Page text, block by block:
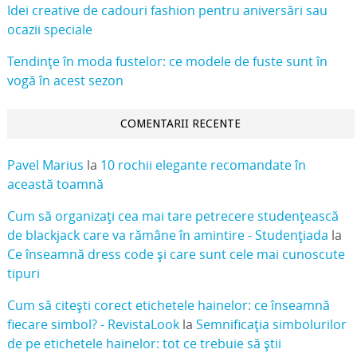
Idei creative de cadouri fashion pentru aniversări sau
ocazii speciale
Tendințe în moda fustelor: ce modele de fuste sunt în
vogă în acest sezon
COMENTARII RECENTE
Pavel Marius la 10 rochii elegante recomandate în
această toamnă
Cum să organizați cea mai tare petrecere studențească
de blackjack care va rămâne în amintire - Studențiada la
Ce înseamnă dress code și care sunt cele mai cunoscute
tipuri
Cum să citești corect etichetele hainelor: ce înseamnă
fiecare simbol? - RevistaLookla Semnificația simbolurilor
de pe etichetele hainelor: tot ce trebuie să știi